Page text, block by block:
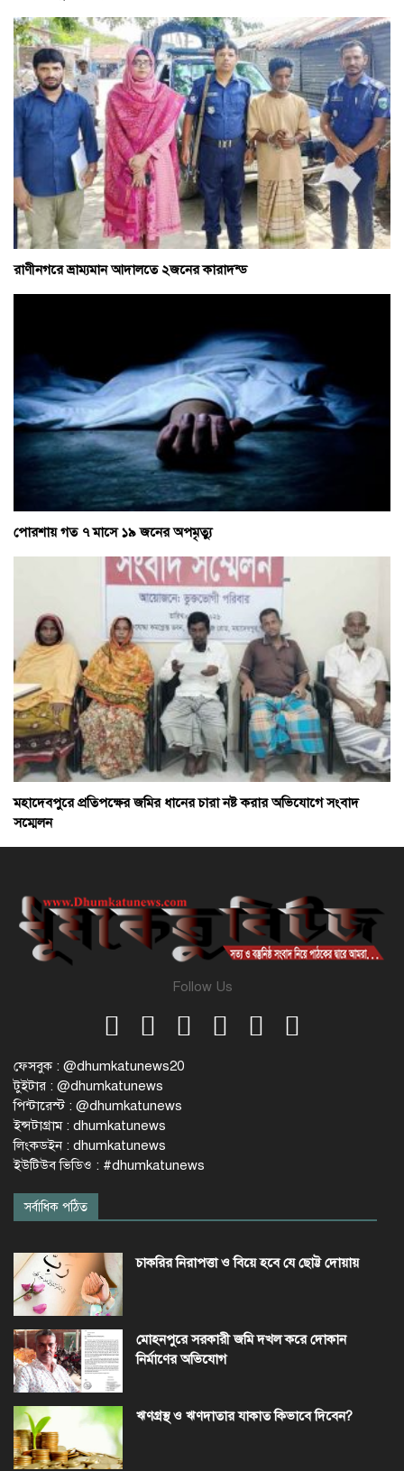
রাণীনগরে ভ্রাম্যমান আদালতে ২জনের কারাদন্ড
পোরশায় গত ৭ মাসে ১৯ জনের অপমৃত্যু
মহাদেবপুরে প্রতিপক্ষের জমির ধানের চারা নষ্ট করার অভিযোগে সংবাদ
সম্মেলন
Follow Us
ফেসবুক : @dhumkatunews20
টুইটার : @dhumkatunews
পিন্টারেস্ট : @dhumkatunews
ইন্সটাগ্রাম : dhumkatunews
লিংকডইন : dhumkatunews
ইউটিউব ভিডিও : #dhumkatunews
সর্বাধিক পঠিত
চাকরির নিরাপত্তা ও বিয়ে হবে যে ছোট্ট দোয়ায়
মোহনপুরে সরকারী জমি দখল করে দোকান
নির্মাণের অভিযোগ
ঋণগ্রস্থ ও ঋণদাতার যাকাত কিভাবে দিবেন?